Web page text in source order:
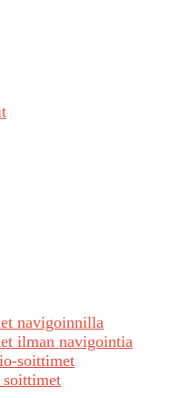
navigoinnilla
ilman navigointia
soittimet